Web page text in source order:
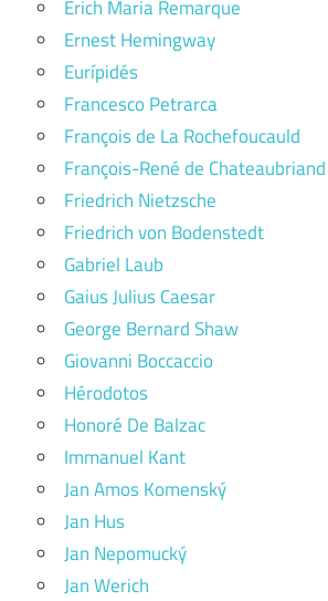
Erich Maria Remarque
Ernest Hemingway
Eurípidés
Francesco Petrarca
François de La Rochefoucauld
François-René de Chateaubriand
Friedrich Nietzsche
Friedrich von Bodenstedt
Gabriel Laub
Gaius Julius Caesar
George Bernard Shaw
Giovanni Boccaccio
Hérodotos
Honoré De Balzac
Immanuel Kant
Jan Amos Komenský
Jan Hus
Jan Nepomucký
Jan Werich